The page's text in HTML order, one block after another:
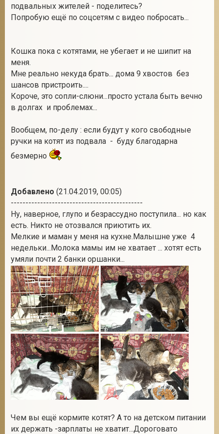
подвальных жителей - поделитесь?
Попробую ещё по соцсетям с видео побросать...
Кошка пока с котятами, не убегает и не шипит на
меня.
Мне реально некуда брать... дома 9 хвостов без
шансов пристроить....
Короче, это сопли-слюни...просто устала быть вечно
в долгах и проблемах...
Вообщем, по-делу : если будут у кого свободные
ручки на котят из подвала - буду благодарна
безмерно
Добавлено (21.04.2019, 00:05)
---------------------------------------------
Ну, наверное, глупо и безрассудно поступила... но как
есть. Никто не отозвался приютить их.
Мелкие и маман у меня на кухне.Малышне уже 4
недельки...Молока мамы им не хватает ... хотят есть
умяли почти 2 банки оршанки...
Чем вы ещё кормите котят? А то на детском питании
их держать -зарплаты не хватит...Дороговато